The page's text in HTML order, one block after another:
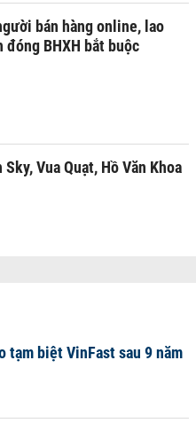
bán hàng online, lao
BHXH bắt buộc
Vua Quạt, Hồ Văn Khoa
tạm biệt VinFast sau 9 năm